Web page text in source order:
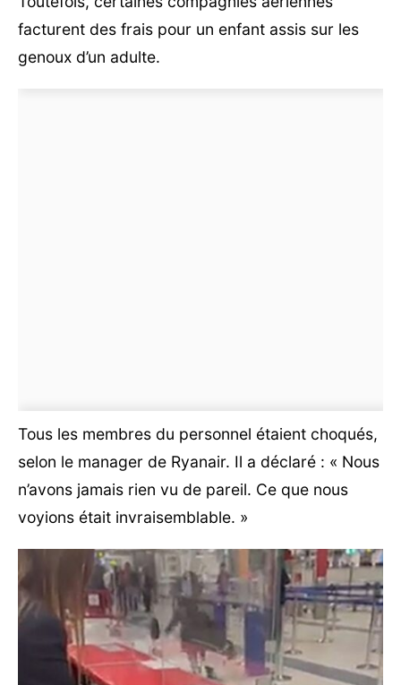
facturent des frais pour un enfant assis sur les
genoux d’un adulte.
Tous les membres du personnel étaient choqués,
selon le manager de Ryanair. Il a déclaré : « Nous
n’avons jamais rien vu de pareil. Ce que nous
voyions était invraisemblable. »